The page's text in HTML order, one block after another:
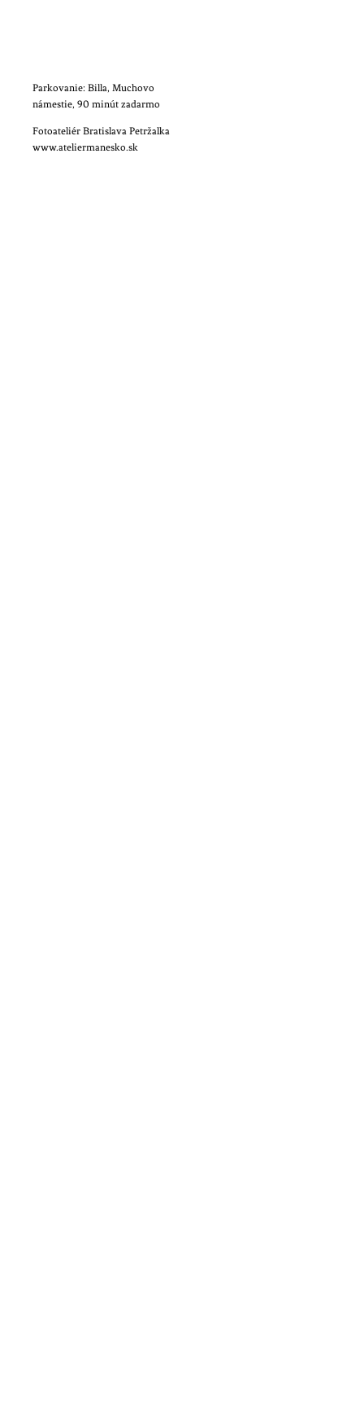
Parkovanie: Billa, Muchovo
námestie, 90 minút zadarmo
Fotoateliér Bratislava Petržalka
www.ateliermanesko.sk